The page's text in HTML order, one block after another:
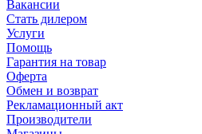
Вакансии
Стать дилером
Услуги
Помощь
Гарантия на товар
Оферта
Обмен и возврат
Рекламационный акт
Производители